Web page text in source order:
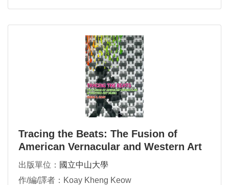
Tracing the Beats: The Fusion of
American Vernacular and Western Art
Music
出版單位： 國立中山大學
作/編/譯者：Koay Kheng Keow